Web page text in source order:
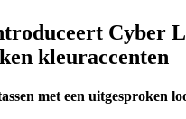
Cyber
kleuraccenten
met een uitgesproken